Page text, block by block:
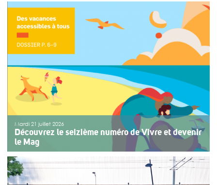
Une organisation collective au service de l’inclusion
Depuis sept ans, l’association ouvre le premier jour des
fêtes de Bayonne à une structure accompagnant des
enfants ou des adolescents en situation de handicap
ou de fragilité. Cette année, le choix […]
>>Lire la suite
Mardi 21 juillet 2026
Découvrez le seizième numéro de Vivre et devenir
le Mag
Le numéro du mois de juillet 2026 de Vivre et devenir, Le
Mag, vient de paraître. Le dossier central se concentre
sur les vacances pour tous. Vivre et devenir a lancé un